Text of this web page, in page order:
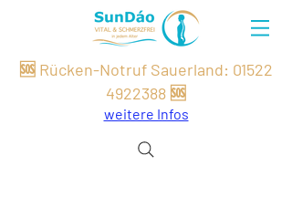
🆘 Rücken-Notruf Sauerland: 01522
4922388 🆘
weitere Infos